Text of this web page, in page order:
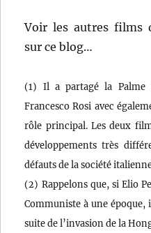
Voir les autres films
sur ce blog…
(1) Il a partagé la Palme
Francesco Rosi avec
rôle principal. Les deux
développements très
défauts de la société
(2) Rappelons que, si Elio
Communiste à une époque,
suite de l’invasion de la